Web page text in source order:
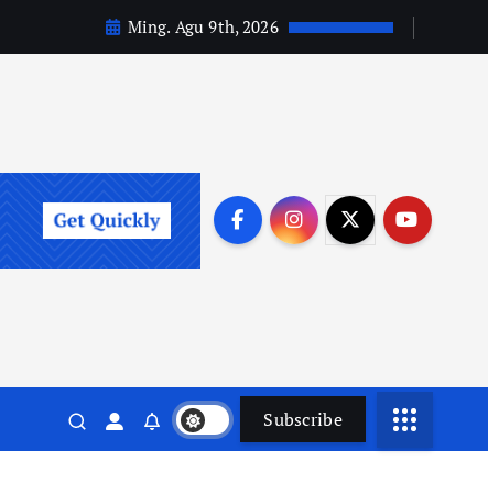
Ming. Agu 9th, 2026
Subscribe